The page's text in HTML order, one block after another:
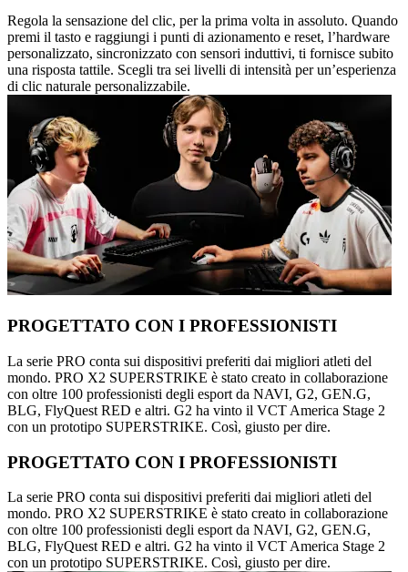
Regola la sensazione del clic, per la prima volta in assoluto. Quando
premi il tasto e raggiungi i punti di azionamento e reset, l’hardware
personalizzato, sincronizzato con sensori induttivi, ti fornisce subito
una risposta tattile. Scegli tra sei livelli di intensità per un’esperienza
di clic naturale personalizzabile.
PROGETTATO CON I PROFESSIONISTI
La serie PRO conta sui dispositivi preferiti dai migliori atleti del
mondo. PRO X2 SUPERSTRIKE è stato creato in collaborazione
con oltre 100 professionisti degli esport da NAVI, G2, GEN.G,
BLG, FlyQuest RED e altri. G2 ha vinto il VCT America Stage 2
con un prototipo SUPERSTRIKE. Così, giusto per dire.
PROGETTATO CON I PROFESSIONISTI
La serie PRO conta sui dispositivi preferiti dai migliori atleti del
mondo. PRO X2 SUPERSTRIKE è stato creato in collaborazione
con oltre 100 professionisti degli esport da NAVI, G2, GEN.G,
BLG, FlyQuest RED e altri. G2 ha vinto il VCT America Stage 2
con un prototipo SUPERSTRIKE. Così, giusto per dire.